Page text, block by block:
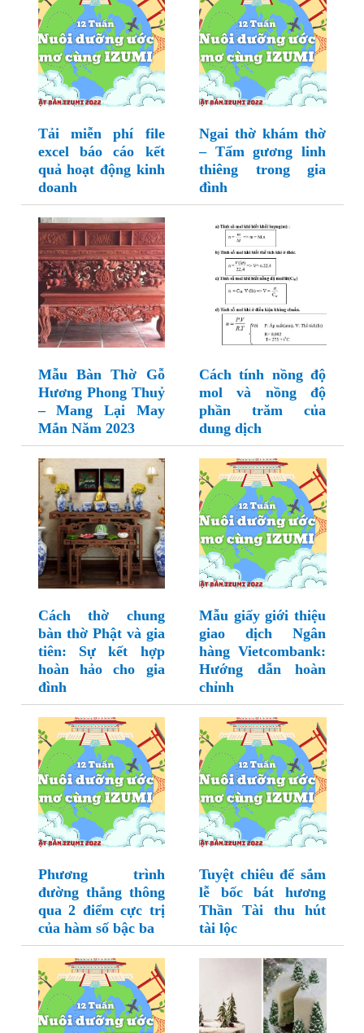
Tải miễn phí file
excel báo cáo kết
quả hoạt động kinh
doanh
Ngai thờ khám thờ
– Tấm gương linh
thiêng trong gia
đình
Mẫu Bàn Thờ Gỗ
Hương Phong Thuỷ
– Mang Lại May
Mắn Năm 2023
Cách tính nồng độ
mol và nồng độ
phần trăm của
dung dịch
Cách thờ chung
bàn thờ Phật và gia
tiên: Sự kết hợp
hoàn hảo cho gia
đình
Mẫu giấy giới thiệu
giao dịch Ngân
hàng Vietcombank:
Hướng dẫn hoàn
chỉnh
Phương trình
đường thẳng thông
qua 2 điểm cực trị
của hàm số bậc ba
Tuyệt chiêu để sắm
lễ bốc bát hương
Thần Tài thu hút
tài lộc